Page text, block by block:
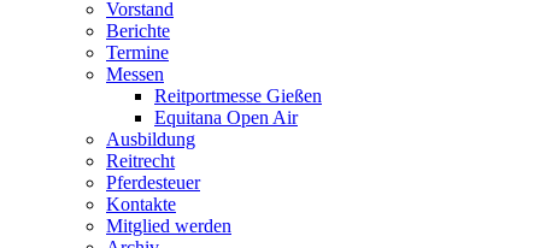
Vorstand
Berichte
Termine
Messen
Reitportmesse Gießen
Equitana Open Air
Ausbildung
Reitrecht
Pferdesteuer
Kontakte
Mitglied werden